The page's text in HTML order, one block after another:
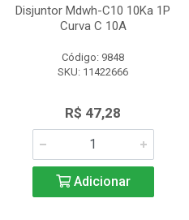
Disjuntor Mdwh-C10 10Ka 1P
Curva C 10A
Código: 9848
SKU: 11422666
R$ 47,28
Adicionar